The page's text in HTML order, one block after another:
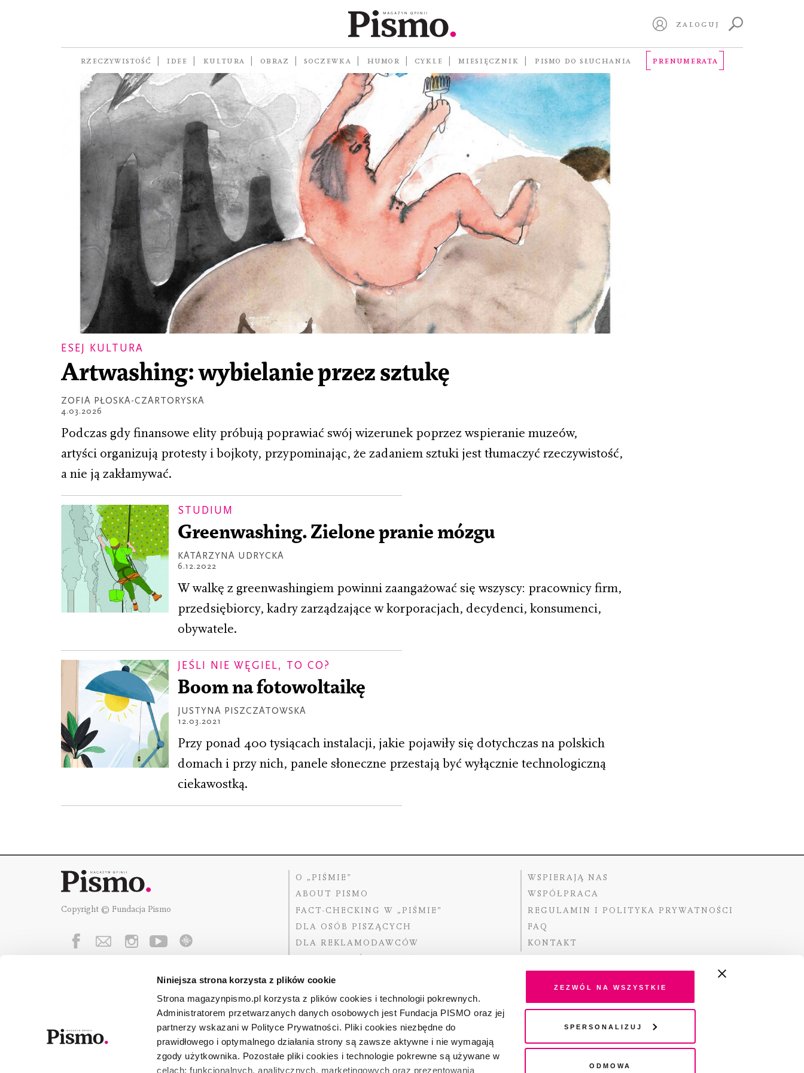
Niniejsza strona korzysta z plików cookie
Strona magazynpismo.pl korzysta z plików cookies i technologii pokrewnych.
Administratorem przetwarzanych danych osobowych jest Fundacja PISMO oraz jej
partnerzy wskazani w Polityce Prywatności. Pliki cookies niezbędne do
prawidłowego i optymalnego działania strony są zawsze aktywne i nie wymagają
zgody użytkownika. Pozostałe pliki cookies i technologie pokrewne są używane w
celach: funkcjonalnych, analitycznych, marketingowych oraz prezentowania
Zezwól na wszystkie
Spersonalizuj
Odmowa
ZALOGUJ
RZECZYWISTOŚĆ IDEE KULTURA OBRAZ SOCZEWKA HUMOR CYKLE MIESIĘCZNIK PISMO DO SŁUCHANIA PRENUMERATA
ESEJ KULTURA
Artwashing: wybielanie przez sztukę
ZOFIA PŁOSKA-CZARTORYSKA
4.03.2026
Podczas gdy finansowe elity próbują poprawiać swój wizerunek poprzez wspieranie muzeów,
artyści organizują protesty i bojkoty, przypominając, że zadaniem sztuki jest tłumaczyć rzeczywistość,
a nie ją zakłamywać.
STUDIUM
Greenwashing. Zielone pranie mózgu
KATARZYNA UDRYCKA
6.12.2022
W walkę z greenwashingiem powinni zaangażować się wszyscy: pracownicy firm,
przedsiębiorcy, kadry zarządzające w korporacjach, decydenci, konsumenci,
obywatele.
JEŚLI NIE WĘGIEL, TO CO?
Boom na fotowoltaikę
JUSTYNA PISZCZATOWSKA
12.03.2021
Przy ponad 400 tysiącach instalacji, jakie pojawiły się dotychczas na polskich
domach i przy nich, panele słoneczne przestają być wyłącznie technologiczną
ciekawostką.
Copyright © Fundacja Pismo
O „PIŚMIE”
ABOUT PISMO
FACT-CHECKING W „PIŚMIE”
DLA OSÓB PISZĄCYCH
DLA REKLAMODAWCÓW
WSPIERAJĄ NAS
WSPÓŁPRACA
REGULAMIN I POLITYKA PRYWATNOŚCI
FAQ
KONTAKT
Fundację Pismowspierają:
Dofinansowano ze środków Ministra Kultury i Dziedzictwa
Narodowego pochodzących z Funduszu Promocji Kultury –